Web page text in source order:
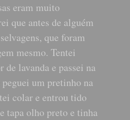
eram muito
que antes de alguém
que foram
mesmo. Tentei
lavanda e passei na
um pretinho na
colar e entrou tido
tapa olho preto e tinha